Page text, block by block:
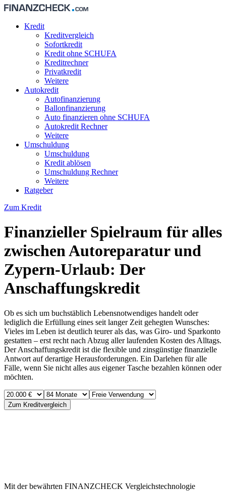
Kredit
Kreditvergleich
Sofortkredit
Kredit ohne SCHUFA
Kreditrechner
Privatkredit
Weitere
Autokredit
Autofinanzierung
Ballonfinanzierung
Auto finanzieren ohne SCHUFA
Autokredit Rechner
Weitere
Umschuldung
Umschuldung
Kredit ablösen
Umschuldung Rechner
Weitere
Ratgeber
Zum Kredit
Finanzieller Spielraum für alles
zwischen Autoreparatur und
Zypern-Urlaub: Der
Anschaffungskredit
Ob es sich um buchstäblich Lebensnotwendiges handelt oder
lediglich die Erfüllung eines seit langer Zeit gehegten Wunsches:
Vieles im Leben ist deutlich teurer als das, was Giro- und Sparkonto
gestatten – erst recht nach Abzug aller laufenden Kosten des Alltags.
Der Anschaffungskredit ist die flexible und zinsgünstige finanzielle
Antwort auf derartige Herausforderungen. Ein Darlehen für alle
Fälle, wenn Sie nicht alles aus eigener Tasche bezahlen können oder
möchten.
Zum Kreditvergleich
Mit der bewährten FINANZCHECK Vergleichstechnologie